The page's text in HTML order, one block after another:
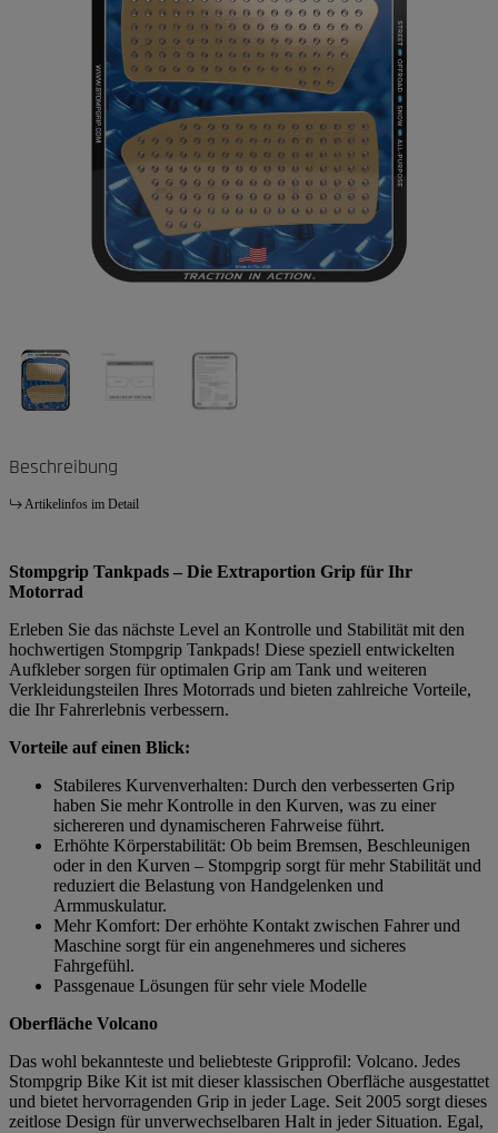
Beschreibung
Artikelinfos im Detail
Stompgrip Tankpads – Die Extraportion Grip für Ihr
Motorrad
Erleben Sie das nächste Level an Kontrolle und Stabilität mit den
hochwertigen Stompgrip Tankpads! Diese speziell entwickelten
Aufkleber sorgen für optimalen Grip am Tank und weiteren
Verkleidungsteilen Ihres Motorrads und bieten zahlreiche Vorteile,
die Ihr Fahrerlebnis verbessern.
Vorteile auf einen Blick:
Stabileres Kurvenverhalten: Durch den verbesserten Grip
haben Sie mehr Kontrolle in den Kurven, was zu einer
sichereren und dynamischeren Fahrweise führt.
Erhöhte Körperstabilität: Ob beim Bremsen, Beschleunigen
oder in den Kurven – Stompgrip sorgt für mehr Stabilität und
reduziert die Belastung von Handgelenken und
Armmuskulatur.
Mehr Komfort: Der erhöhte Kontakt zwischen Fahrer und
Maschine sorgt für ein angenehmeres und sicheres
Fahrgefühl.
Passgenaue Lösungen für sehr viele Modelle
Oberfläche Volcano
Das wohl bekannteste und beliebteste Gripprofil: Volcano. Jedes
Stompgrip Bike Kit ist mit dieser klassischen Oberfläche ausgestattet
und bietet hervorragenden Grip in jeder Lage. Seit 2005 sorgt dieses
zeitlose Design für unverwechselbaren Halt in jeder Situation. Egal,